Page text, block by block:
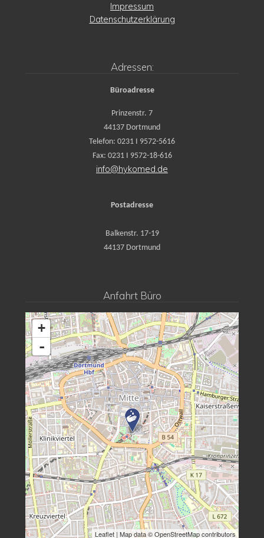
Impressum
Datenschutzerklärung
Adressen:
Büroadresse
Prinzenstr. 7
44137 Dortmund
Telefon: 0231 I 9572-5616
Fax: 0231 I 9572-18-616
info@hykomed.de
Postadresse
Balkenstr. 17-19
44137 Dortmund
Anfahrt Büro
+
-
Leaflet| Map data © OpenStreetMap contributors